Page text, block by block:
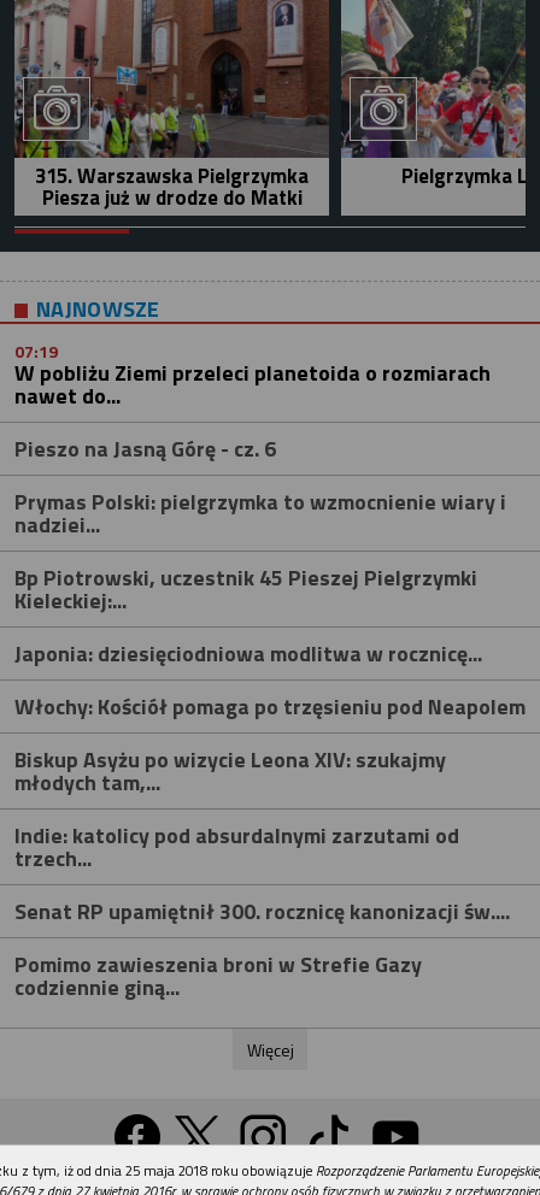
315. Warszawska Pielgrzymka
Piesza już w drodze do Matki
Pielgrzymka
NAJNOWSZE
07:19
W pobliżu Ziemi przeleci planetoida o rozmiarach
nawet do...
Pieszo na Jasną Górę - cz. 6
Prymas Polski: pielgrzymka to wzmocnienie wiary i
nadziei...
Bp Piotrowski, uczestnik 45 Pieszej Pielgrzymki
Kieleckiej:...
Japonia: dziesięciodniowa modlitwa w rocznicę...
Włochy: Kościół pomaga po trzęsieniu pod Neapolem
Biskup Asyżu po wizycie Leona XIV: szukajmy
młodych tam,...
Indie: katolicy pod absurdalnymi zarzutami od
trzech...
Senat RP upamiętnił 300. rocznicę kanonizacji św....
Pomimo zawieszenia broni w Strefie Gazy
codziennie giną...
Więcej
Wersja na komputer
REKLAMA
z tym, iż od dnia 25 maja 2018 roku obowiązuje Rozporządzenie Parlamentu
679 z dnia 27 kwietnia 2016r. w sprawie ochrony osób fizycznych w związku z